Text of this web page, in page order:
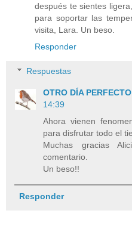
después te sientes
para soportar las
visita, Lara. Un beso.
Responder
Respuestas
OTRO DÍA PERFECTO
14:39
Ahora vienen
para disfrutar todo el
Muchas gracias
comentario.
Un beso!!
Responder